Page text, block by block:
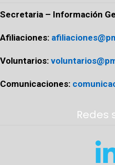
Secretaria – Información
Afiliaciones:
Voluntarios:
Comunicaciones:
Redes